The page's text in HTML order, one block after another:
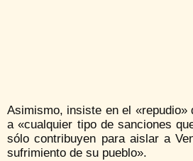
Asimismo, insiste en el «repudio»
a «cualquier tipo de sanciones
sólo contribuyen para aislar a
sufrimiento de su pueblo».